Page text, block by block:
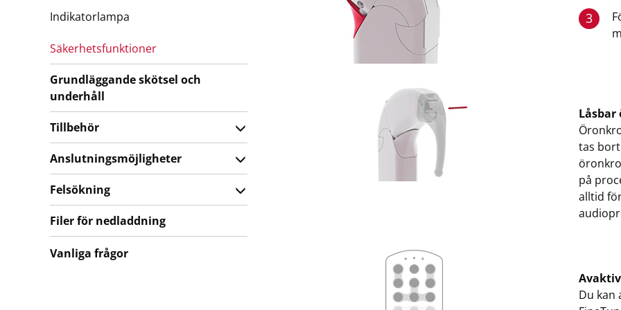
3
tas
på
alltid
Du kan
Indikatorlampa
Säkerhetsfunktioner
Grundläggande skötsel och
underhåll
Tillbehör
Anslutningsmöjligheter
Felsökning
Filer för nedladdning
Vanliga frågor